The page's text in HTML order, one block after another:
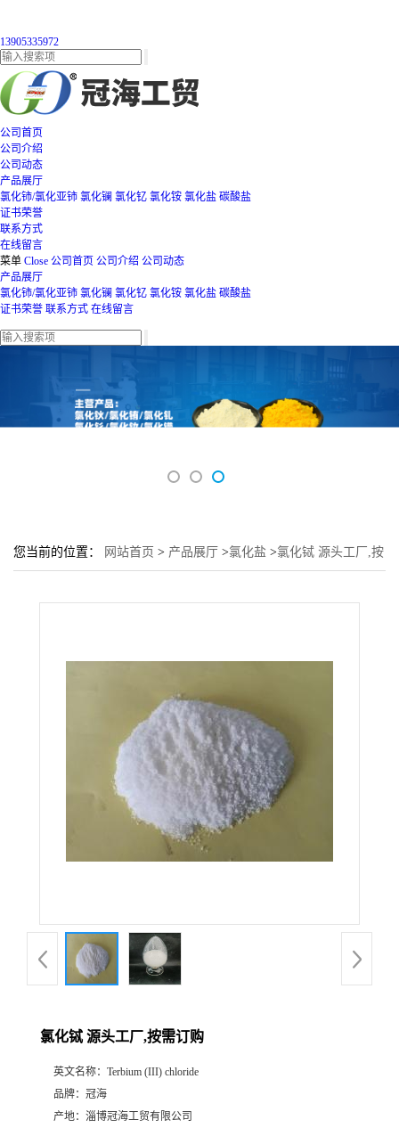
13905335972
公司首页
公司介绍
公司动态
产品展厅
氯化铈/氯化亚铈 氯化镧 氯化钇 氯化铵 氯化盐 碳酸盐
证书荣誉
联系方式
在线留言
菜单 Close 公司首页 公司介绍 公司动态
产品展厅
氯化铈/氯化亚铈 氯化镧 氯化钇 氯化铵 氯化盐 碳酸盐
证书荣誉 联系方式 在线留言
您当前的位置： 网站首页 > 产品展厅 >氯化盐 >氯化铽 源头工厂,按
氯化铽 源头工厂,按需订购
英文名称： Terbium (III) chloride
品牌： 冠海
产地： 淄博冠海工贸有限公司